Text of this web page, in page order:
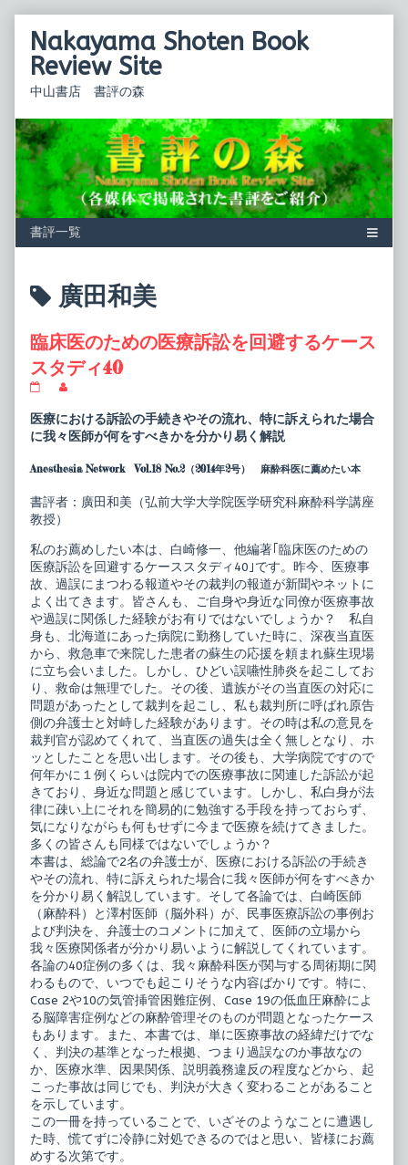
contentNakayama Shoten Book
Review Site
中山書店 書評の森
Posts
tagged
廣田和美
臨床医のための医療訴訟を回避するケース
スタディ40
医
の
た
の
療
訴
訟
回
避
る
ケ
ー
ス
ス
タ
デ
40
published
on
posts
by
the
of
医
め
の
医
療
訴
訟
を
回
避
す
る
ケ
ー
ス
ス
タ
デ
ィ
40,
医療における訴訟の手続きやその流れ、特に訴えられた場合
に我々医師が何をすべきかを分かり易く解説
Anesthesia Network Vol.18 No.2（2014年2号） 麻酔科医に薦めたい本
書評者：廣田和美（弘前大学大学院医学研究科麻酔科学講座
教授）
私のお薦めしたい本は、白崎修一、他編著｢臨床医のための
医療訴訟を回避するケーススタディ40｣です。昨今、医療事
故、過誤にまつわる報道やその裁判の報道が新聞やネットに
よく出てきます。皆さんも、ご自身や身近な同僚が医療事故
や過誤に関係した経験がお有りではないでしょうか？ 私自
身も、北海道にあった病院に勤務していた時に、深夜当直医
から、救急車で来院した患者の蘇生の応援を頼まれ蘇生現場
に立ち会いました。しかし、ひどい誤嚥性肺炎を起こしてお
り、救命は無理でした。その後、遺族がその当直医の対応に
問題があったとして裁判を起こし、私も裁判所に呼ばれ原告
側の弁護士と対峙した経験があります。その時は私の意見を
裁判官が認めてくれて、当直医の過失は全く無しとなり、ホ
ッとしたことを思い出します。その後も、大学病院ですので
何年かに１例くらいは院内での医療事故に関連した訴訟が起
きており、身近な問題と感じています。しかし、私白身が法
律に疎い上にそれを簡易的に勉強する手段を持っておらず、
気になりながらも何もせずに今まで医療を続けてきました。
多くの皆さんも同様ではないでしょうか？
本書は、総論で2名の弁護士が、医療における訴訟の手続き
やその流れ、特に訴えられた場合に我々医師が何をすべきか
を分かり易く解説しています。そして各論では、白崎医師
（麻酔科）と澤村医師（脳外科）が、民事医療訴訟の事例お
よび判決を、弁護士のコメントに加えて、医師の立場から
我々医療関係者が分かり易いように解説してくれています。
各論の40症例の多くは、我々麻酔科医が関与する周術期に関
わるもので、いつでも起こりそうな内容ばかりです。特に、
Case 2や10の気管挿管困難症例、Case 19の低血圧麻酔によ
る脳障害症例などの麻酔管理そのものが問題となったケース
もあります。また、本書では、単に医療事故の経緯だけでな
く、判決の基準となった根拠、つまり過誤なのか事故なの
か、医療水準、因果関係、説明義務違反の程度などから、起
こった事故は同じでも、判決が大きく変わることがあること
を示しています。
この一冊を持っていることで、いざそのようなことに遭遇し
た時、慌てずに冷静に対処できるのではと思い、皆様にお薦
めする次第です。